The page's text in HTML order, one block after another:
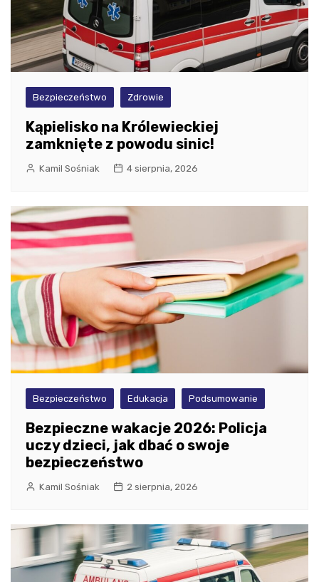
Bezpieczeństwo Zdrowie
Kąpielisko na Królewieckiej
zamknięte z powodu sinic!
Kamil Sośniak 4 sierpnia, 2026
Bezpieczeństwo Edukacja Podsumowanie
Bezpieczne wakacje 2026: Policja
uczy dzieci, jak dbać o swoje
bezpieczeństwo
Kamil Sośniak 2 sierpnia, 2026